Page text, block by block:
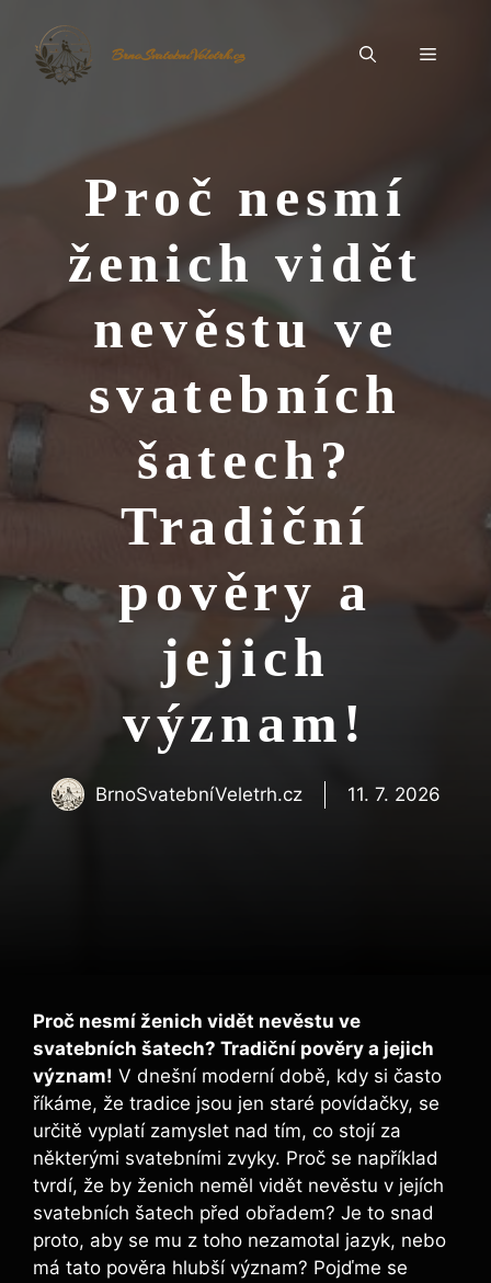
obsah
BrnoSvatebníVeletrh.cz Menu
Proč nesmí
ženich vidět
nevěstu ve
svatebních
šatech?
Tradiční
pověry a
jejich
význam!
BrnoSvatebníVeletrh.cz 11. 7. 2026
Proč nesmí ženich vidět nevěstu ve
svatebních šatech? Tradiční pověry a jejich
význam! V dnešní moderní době, kdy si často
říkáme, že tradice jsou jen staré povídačky, se
určitě vyplatí zamyslet nad tím, co stojí za
některými svatebními zvyky. Proč se například
tvrdí, že by ženich neměl vidět nevěstu v jejích
svatebních šatech před obřadem? Je to snad
proto, aby se mu z toho nezamotal jazyk, nebo
má tato pověra hlubší význam? Pojďme se